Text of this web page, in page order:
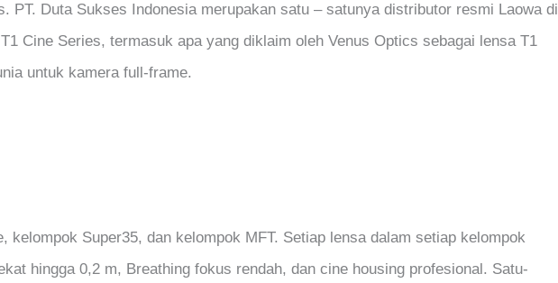
PT. Duta Sukses Indonesia merupakan satu – satunya distributor resmi Laowa di
Cine Series, termasuk apa yang diklaim oleh Venus Optics sebagai lensa T1
untuk kamera full-frame.
Super35, dan kelompok MFT. Setiap lensa dalam setiap kelompok
hingga 0,2 m, Breathing fokus rendah, dan cine housing profesional. Satu-